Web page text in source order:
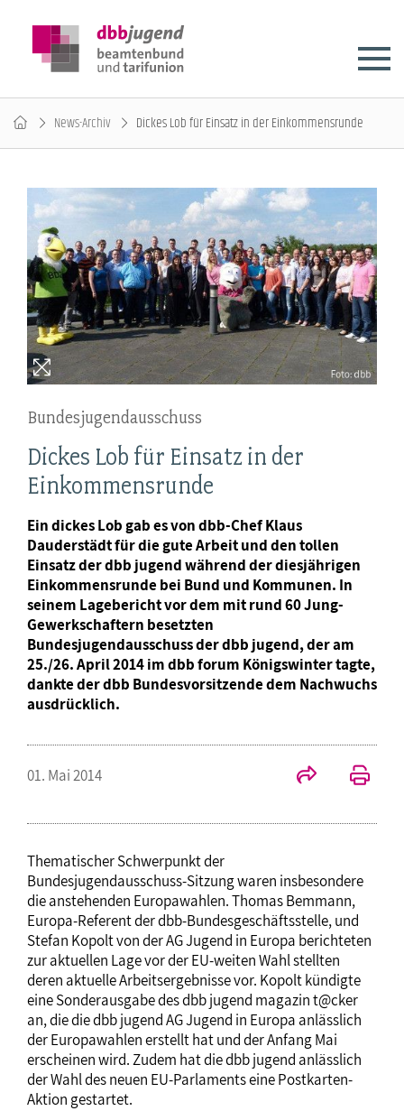
News-Archiv Dickes Lob für Einsatz in der Einkommensrunde
Bundesjugendausschuss
Dickes Lob für Einsatz in der
Einkommensrunde
Ein dickes Lob gab es von dbb-Chef Klaus
Dauderstädt für die gute Arbeit und den tollen
Einsatz der dbb jugend während der diesjährigen
Einkommensrunde bei Bund und Kommunen. In
seinem Lagebericht vor dem mit rund 60 Jung-
Gewerkschaftern besetzten
Bundesjugendausschuss der dbb jugend, der am
25./26. April 2014 im dbb forum Königswinter tagte,
dankte der dbb Bundesvorsitzende dem Nachwuchs
ausdrücklich.
01. Mai 2014
Thematischer Schwerpunkt der
Bundesjugendausschuss-Sitzung waren insbesondere
die anstehenden Europawahlen. Thomas Bemmann,
Europa-Referent der dbb-Bundesgeschäftsstelle, und
Stefan Kopolt von der AG Jugend in Europa berichteten
zur aktuellen Lage vor der EU-weiten Wahl stellten
deren aktuelle Arbeitsergebnisse vor. Kopolt kündigte
eine Sonderausgabe des dbb jugend magazin t@cker
an, die die dbb jugend AG Jugend in Europa anlässlich
der Europawahlen erstellt hat und der Anfang Mai
erscheinen wird. Zudem hat die dbb jugend anlässlich
der Wahl des neuen EU-Parlaments eine Postkarten-
Aktion gestartet.